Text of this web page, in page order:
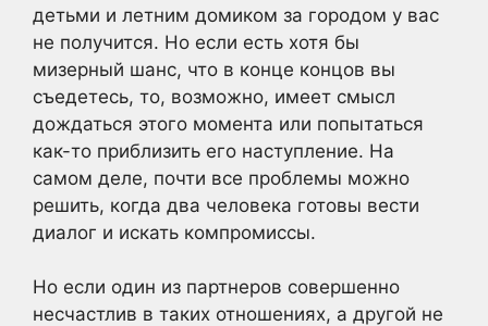
детьми и летним домиком за городом у вас
не получится. Но если есть хотя бы
мизерный шанс, что в конце концов вы
съедетесь, то, возможно, имеет смысл
дождаться этого момента или попытаться
как-то приблизить его наступление. На
самом деле, почти все проблемы можно
решить, когда два человека готовы вести
диалог и искать компромиссы.
Но если один из партнеров совершенно
несчастлив в таких отношениях, а другой не